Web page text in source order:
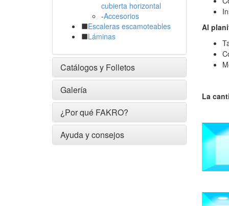
cubierta horizontal
-Accesorios
Escaleras escamoteables
Láminas
Catálogos y Folletos
Galería
¿Por qué FAKRO?
Ayuda y consejos
Al
La